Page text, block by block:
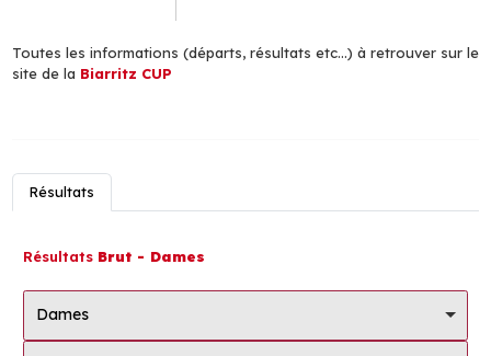
Toutes les informations (départs, résultats etc...) à retrouver sur le
site de la Biarritz CUP
Résultats
Résultats Brut - Dames
Dames